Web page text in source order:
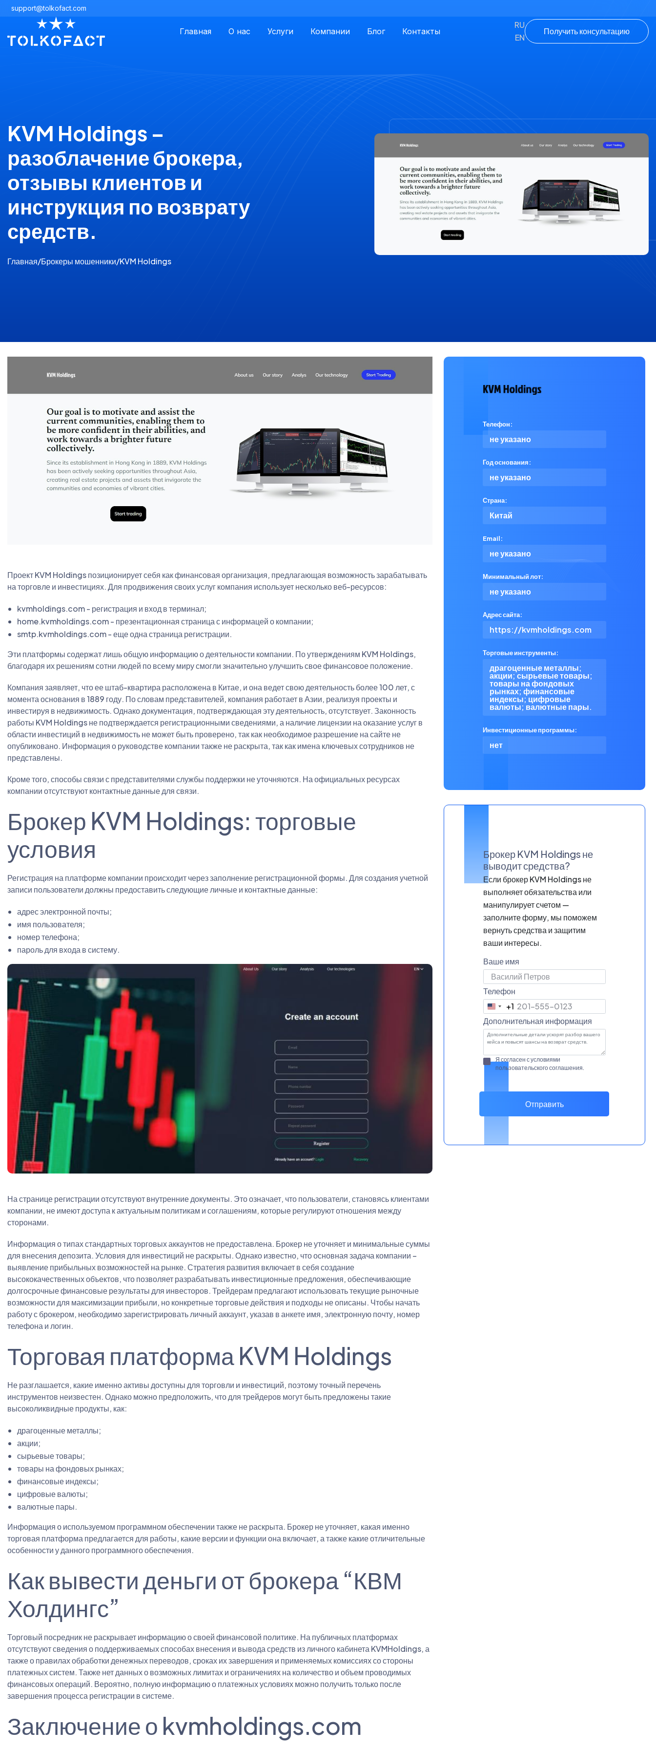
support@tolkofact.com
Главная О нас Услуги Компании Блог Контакты
RU
EN
Получить консультацию
KVM Holdings –
разоблачение брокера,
отзывы клиентов и
инструкция по возврату
средств.
Главная/Брокеры мошенники/KVM Holdings
Проект KVM Holdings позиционирует себя как финансовая организация, предлагающая возможность зарабатывать
на торговле и инвестициях. Для продвижения своих услуг компания использует несколько веб-ресурсов:
kvmholdings.com - регистрация и вход в терминал;
home.kvmholdings.com - презентационная страница с информацей о компании;
smtp.kvmholdings.com - еще одна страница регистрации.
Эти платформы содержат лишь общую информацию о деятельности компании. По утверждениям KVM Holdings,
благодаря их решениям сотни людей по всему миру смогли значительно улучшить свое финансовое положение.
Компания заявляет, что ее штаб-квартира расположена в Китае, и она ведет свою деятельность более 100 лет, с
момента основания в 1889 году. По словам представителей, компания работает в Азии, реализуя проекты и
инвестируя в недвижимость. Однако документация, подтверждающая эту деятельность, отсутствует. Законность
работы KVM Holdings не подтверждается регистрационными сведениями, а наличие лицензии на оказание услуг в
области инвестиций в недвижимость не может быть проверено, так как необходимое разрешение на сайте не
опубликовано. Информация о руководстве компании также не раскрыта, так как имена ключевых сотрудников не
представлены.
Кроме того, способы связи с представителями службы поддержки не уточняются. На официальных ресурсах
компании отсутствуют контактные данные для связи.
Брокер KVM Holdings: торговые
условия
Регистрация на платформе компании происходит через заполнение регистрационной формы. Для создания учетной
записи пользователи должны предоставить следующие личные и контактные данные:
адрес электронной почты;
имя пользователя;
номер телефона;
пароль для входа в систему.
На странице регистрации отсутствуют внутренние документы. Это означает, что пользователи, становясь клиентами
компании, не имеют доступа к актуальным политикам и соглашениям, которые регулируют отношения между
сторонами.
Информация о типах стандартных торговых аккаунтов не предоставлена. Брокер не уточняет и минимальные суммы
для внесения депозита. Условия для инвестиций не раскрыты. Однако известно, что основная задача компании –
выявление прибыльных возможностей на рынке. Стратегия развития включает в себя создание
высококачественных объектов, что позволяет разрабатывать инвестиционные предложения, обеспечивающие
долгосрочные финансовые результаты для инвесторов. Трейдерам предлагают использовать текущие рыночные
возможности для максимизации прибыли, но конкретные торговые действия и подходы не описаны. Чтобы начать
работу с брокером, необходимо зарегистрировать личный аккаунт, указав в анкете имя, электронную почту, номер
телефона и логин.
Торговая платформа KVM Holdings
Не разглашается, какие именно активы доступны для торговли и инвестиций, поэтому точный перечень
инструментов неизвестен. Однако можно предположить, что для трейдеров могут быть предложены такие
высоколиквидные продукты, как:
драгоценные металлы;
акции;
сырьевые товары;
товары на фондовых рынках;
финансовые индексы;
цифровые валюты;
валютные пары.
Информация о используемом программном обеспечении также не раскрыта. Брокер не уточняет, какая именно
торговая платформа предлагается для работы, какие версии и функции она включает, а также какие отличительные
особенности у данного программного обеспечения.
Как вывести деньги от брокера “КВМ
Холдингс”
Торговый посредник не раскрывает информацию о своей финансовой политике. На публичных платформах
отсутствуют сведения о поддерживаемых способах внесения и вывода средств из личного кабинета KVMHoldings, а
также о правилах обработки денежных переводов, сроках их завершения и применяемых комиссиях со стороны
платежных систем. Также нет данных о возможных лимитах и ограничениях на количество и объем проводимых
финансовых операций. Вероятно, полную информацию о платежных условиях можно получить только после
завершения процесса регистрации в системе.
Заключение о kvmholdings.com
Телефон:
не указано
Год основания:
не указано
Страна:
Китай
Email:
не указано
Минимальный лот:
не указано
Адрес сайта:
https://kvmholdings.com
Торговые инструменты:
драгоценные металлы;
акции; сырьевые товары;
товары на фондовых
рынках; финансовые
индексы; цифровые
валюты; валютные пары.
Инвестиционные программы:
нет
Брокер KVM Holdings не
выводит средства?
Если брокер KVM Holdings не
выполняет обязательства или
манипулирует счетом —
заполните форму, мы поможем
вернуть средства и защитим
ваши интересы.
Ваше имя
Телефон
United
States
+1
+1
Дополнительная информация
Я согласен с условиями
пользовательского соглашения.
Отправить